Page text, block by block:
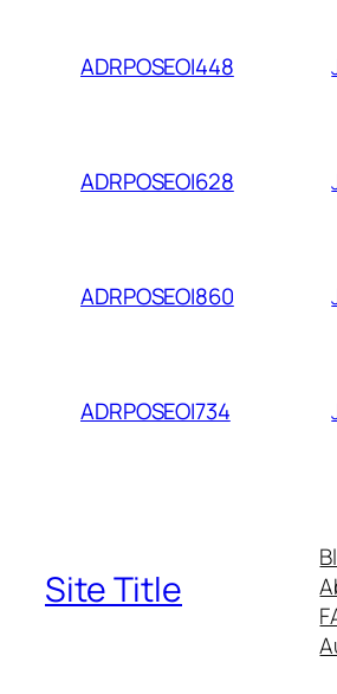
ADRPOSEOI448
ADRPOSEOI628
ADRPOSEOI860
ADRPOSEOI734
Site Title